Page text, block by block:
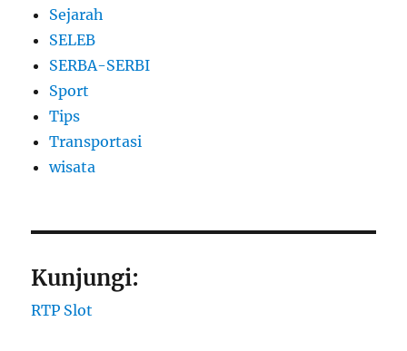
Sejarah
SELEB
SERBA-SERBI
Sport
Tips
Transportasi
wisata
Kunjungi:
RTP Slot